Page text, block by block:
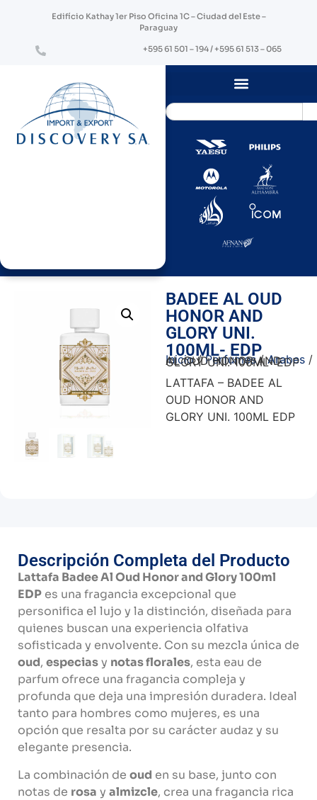
Edifício Kathay 1er Piso Oficina 1C – Ciudad del Este –
Paraguay
+595 61 501 – 194 / +595 61 513 – 065
BADEE AL OUD
HONOR AND
GLORY UNI.
100ML- EDP
Inicio/Perfumes/Arabes
/ BADEE AL OUD HONOR AND GLORY UNI. 100ML- EDP
LATTAFA – BADEE AL
OUD HONOR AND
GLORY UNI. 100ML EDP
Descripción Completa del Producto
Lattafa Badee Al Oud Honor and Glory 100ml
EDP es una fragancia excepcional que
personifica el lujo y la distinción, diseñada para
quienes buscan una experiencia olfativa
sofisticada y envolvente. Con su mezcla única de
oud, especiasy notas florales, esta eau de
parfum ofrece una fragancia compleja y
profunda que deja una impresión duradera. Ideal
tanto para hombres como mujeres, es una
opción que resalta por su carácter audaz y su
elegante presencia.
La combinación de oud en su base, junto con
notas de rosa y almizcle, crea una fragancia rica